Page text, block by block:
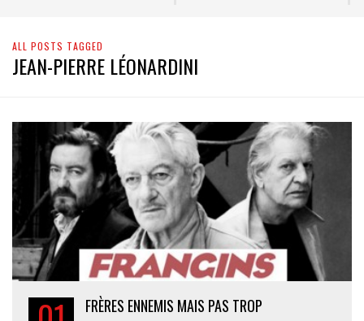
ALL POSTS TAGGED
JEAN-PIERRE LÉONARDINI
FRÈRES ENNEMIS MAIS PAS TROP